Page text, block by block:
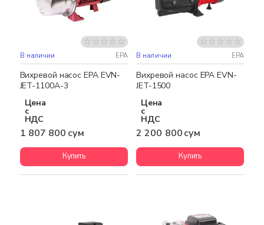
Бесплатная доставка
В наличии EPA
Вихревой насос EPA EVN-
JET-1100A-3
Цена
с
НДС
1 807 800 сум
Купить
Бесплатная доставка
В наличии EPA
Вихревой насос EPA EVN-
JET-1500
Цена
с
НДС
2 200 800 сум
Купить